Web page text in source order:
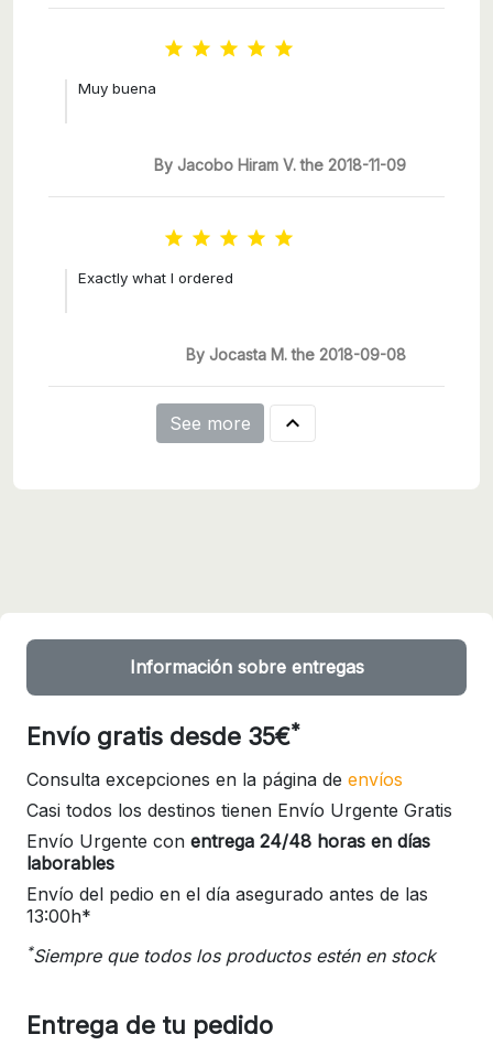
    
Muy buena
By Jacobo Hiram V. the 2018-11-09
    
Exactly what I ordered
By Jocasta M. the 2018-09-08
See more 
Información sobre entregas
Envío gratis desde 35€*
Consulta excepciones en la página de envíos
Casi todos los destinos tienen Envío Urgente Gratis
Envío Urgente con entrega 24/48 horas en días
laborables
Envío del pedio en el día asegurado antes de las
13:00h*
*Siempre que todos los productos estén en stock
Entrega de tu pedido